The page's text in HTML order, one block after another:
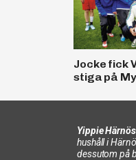
Jocke fick
stiga på
Yippie
hushåll i
dessutom på